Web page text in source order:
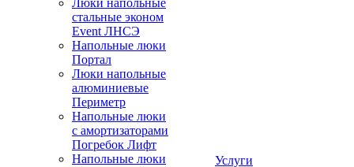
Люки напольные
стальные эконом
Event ЛНСЭ
Напольные люки
Портал
Люки напольные
алюминиевые
Периметр
Напольные люки
с амортизаторами
Погребок Лифт
Напольные люки
Услуги